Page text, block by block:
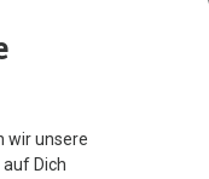
ausgestattet
auf
wir unsere
Dich